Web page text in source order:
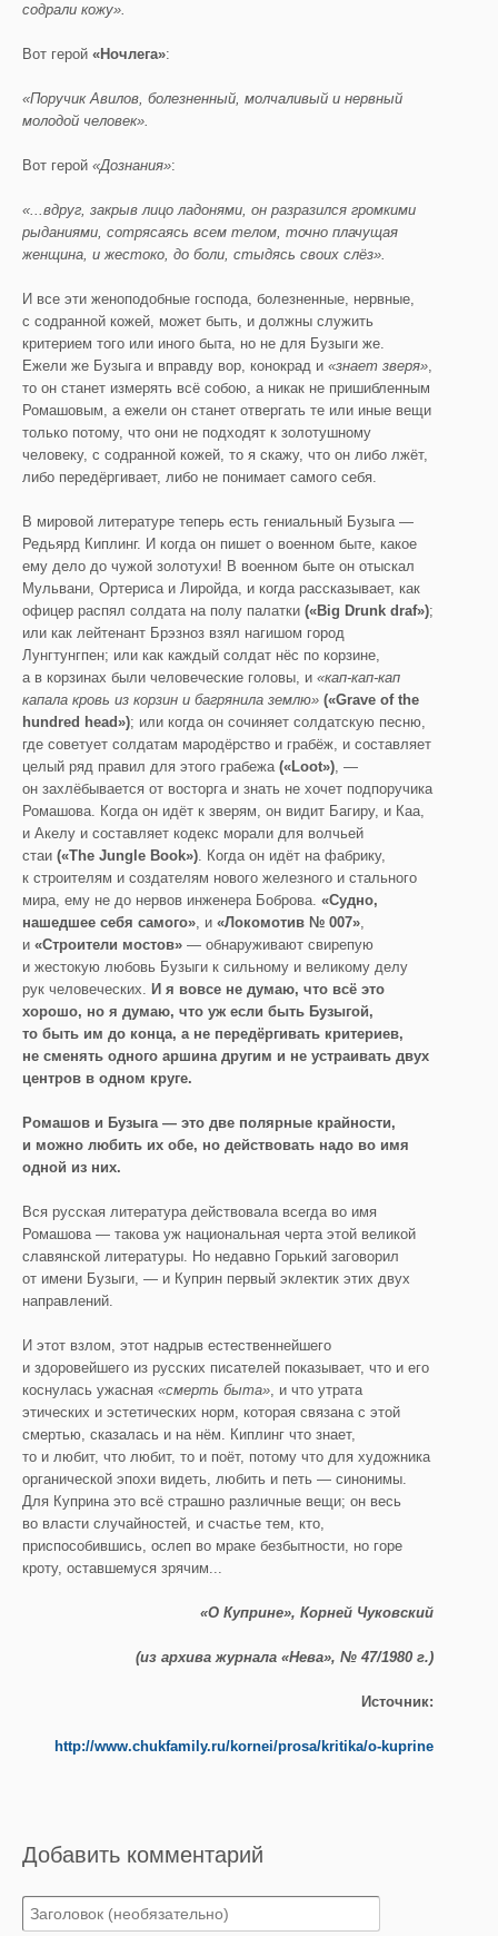
содрали кожу».
Вот герой «Ночлега»:
«Поручик Авилов, болезненный, молчаливый и нервный
молодой человек».
Вот герой «Дознания»:
«...вдруг, закрыв лицо ладонями, он разразился громкими
рыданиями, сотрясаясь всем телом, точно плачущая
женщина, и жестоко, до боли, стыдясь своих слёз».
И все эти женоподобные господа, болезненные, нервные,
с содранной кожей, может быть, и должны служить
критерием того или иного быта, но не для Бузыги же.
Ежели же Бузыга и вправду вор, конокрад и «знает зверя»,
то он станет измерять всё собою, а никак не пришибленным
Ромашовым, а ежели он станет отвергать те или иные вещи
только потому, что они не подходят к золотушному
человеку, с содранной кожей, то я скажу, что он либо лжёт,
либо передёргивает, либо не понимает самого себя.
В мировой литературе теперь есть гениальный Бузыга —
Редьярд Киплинг. И когда он пишет о военном быте, какое
ему дело до чужой золотухи! В военном быте он отыскал
Мульвани, Ортериса и Лиройда, и когда рассказывает, как
офицер распял солдата на полу палатки («Big Drunk draf»);
или как лейтенант Брэзноз взял нагишом город
Лунгтунгпен; или как каждый солдат нёс по корзине,
а в корзинах были человеческие головы, и «кап-кап-кап
капала кровь из корзин и багрянила землю» («Grave of the
hundred head»); или когда он сочиняет солдатскую песню,
где советует солдатам мародёрство и грабёж, и составляет
целый ряд правил для этого грабежа («Loot»), —
он захлёбывается от восторга и знать не хочет подпоручика
Ромашова. Когда он идёт к зверям, он видит Багиру, и Каа,
и Акелу и составляет кодекс морали для волчьей
стаи («The Jung e Book»). Когда он идёт на фабрику,
к строителям и создателям нового железного и стального
мира, ему не до нервов инженера Боброва. «Судно,
нашедшее себя самого», и «Локомотив № 007»,
и «Строители мостов» — обнаруживают свирепую
и жестокую любовь Бузыги к сильному и великому делу
рук человеческих. И я вовсе не думаю, что всё это
хорошо, но я думаю, что уж если быть Бузыгой,
то быть им до конца, а не передёргивать критериев,
не сменять одного аршина другим и не устраивать двух
центров в одном круге.
Ромашов и Бузыга — это две полярные крайности,
и можно любить их обе, но действовать надо во имя
одной из них.
Вся русская литература действовала всегда во имя
Ромашова — такова уж национальная черта этой великой
славянской литературы. Но недавно Горький заговорил
от имени Бузыги, — и Куприн первый эклектик этих двух
направлений.
И этот взлом, этот надрыв естественнейшего
и здоровейшего из русских писателей показывает, что и его
коснулась ужасная «смерть быта», и что утрата
этических и эстетических норм, которая связана с этой
смертью, сказалась и на нём. Киплинг что знает,
то и любит, что любит, то и поёт, потому что для художника
органической эпохи видеть, любить и петь — синонимы.
Для Куприна это всё страшно различные вещи; он весь
во власти случайностей, и счастье тем, кто,
приспособившись, ослеп во мраке безбытности, но горе
кроту, оставшемуся зрячим...
«О Куприне», Корней Чуковский
(из архива журнала «Нева», № 47/1980 г.)
Источник:
http://www.chukfamily.ru/kornei/prosa/kritika/o-kuprine
Добавить комментарий